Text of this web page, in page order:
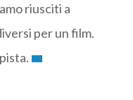
riusciti a
per un film.